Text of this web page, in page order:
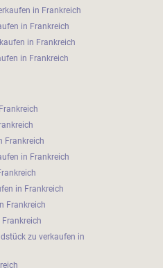
in Frankreich
in Frankreich
in Frankreich
in Frankreich
Frankreich
in Frankreich
in Frankreich
Frankreich
zu verkaufen in